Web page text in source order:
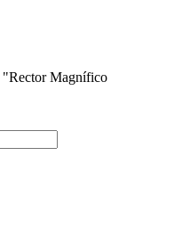
"Rector Magnífico